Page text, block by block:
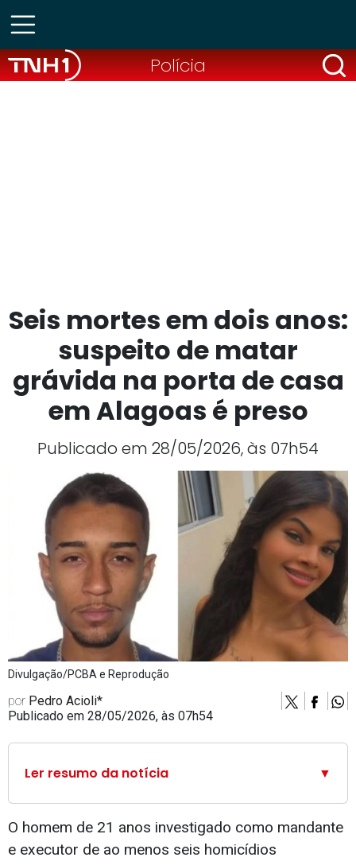
Polícia
Seis mortes em dois anos:
suspeito de matar
grávida na porta de casa
em Alagoas é preso
Publicado em 28/05/2026, às 07h54
Divulgação/PCBA e Reprodução
por Pedro Acioli*
Publicado em 28/05/2026, às 07h54
Ler resumo da notícia ▼
O homem de 21 anos investigado como mandante
e executor de ao menos seis homicídios